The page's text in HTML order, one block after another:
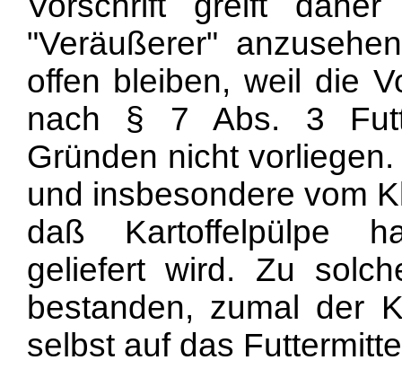
"Veräußerer"
offen bleiben, weil die
nach § 7 Abs. 3
Gründen nicht
und insbesondere vom
daß Kartoffelpülpe
geliefert wird. Zu
bestanden, zumal der
selbst auf das